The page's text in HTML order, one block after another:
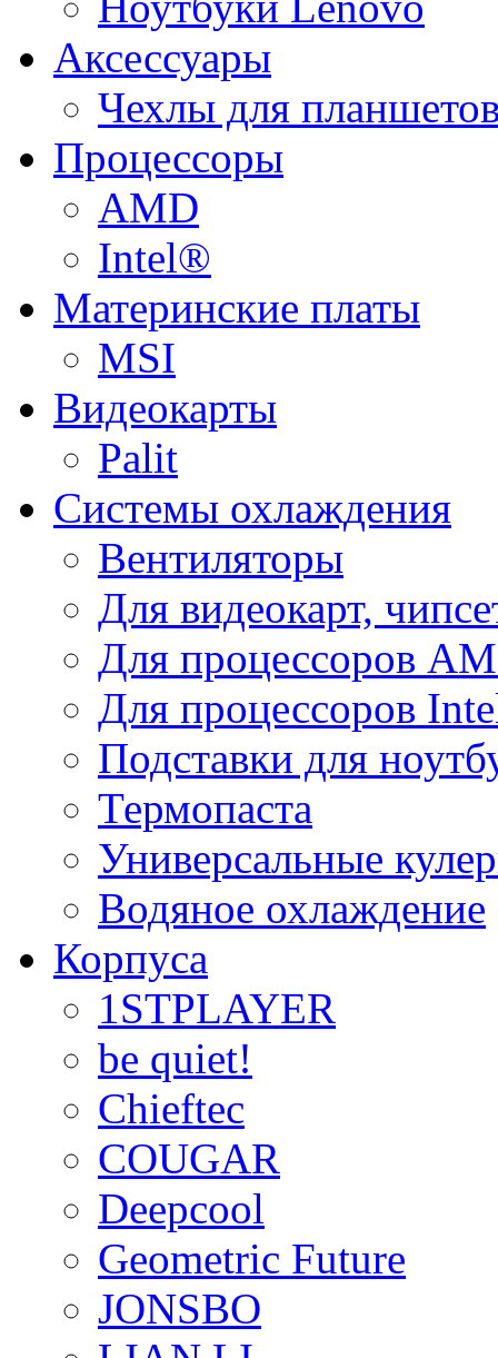
Аксессуары
Чехлы для
Процессоры
AMD
Intel®
Материнские платы
MSI
Видеокарты
Palit
Системы охлаждения
Вентиляторы
Для видеокарт,
Для процессоров
Для процессоров
Подставки для
Термопаста
Универсальные
Водяное охлаждение
Корпуса
1STPLAYER
be quiet!
Chieftec
COUGAR
Deepcool
Geometric Future
JONSBO